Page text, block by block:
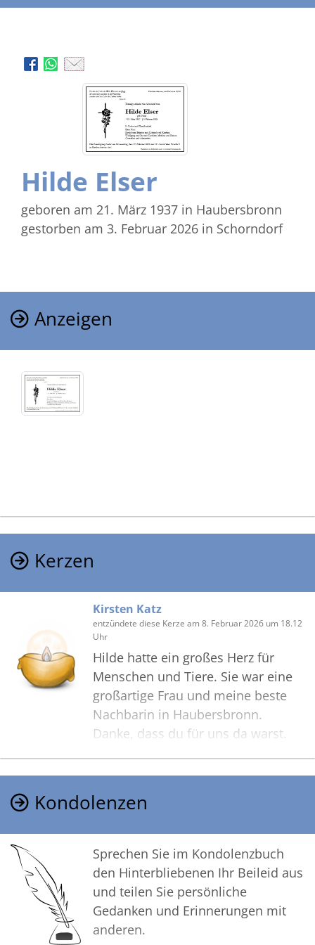
Hilde Elser
geboren am 21. März 1937 in Haubersbronn
gestorben am 3. Februar 2026 in Schorndorf
Anzeigen
Kerzen
Kirsten Katz
entzündete diese Kerze am 8. Februar 2026 um 18.12
Uhr
Hilde hatte ein großes Herz für
Menschen und Tiere. Sie war eine
großartige Frau und meine beste
Nachbarin in Haubersbronn.
Danke, dass du für uns da warst.
Kondolenzen
Sprechen Sie im Kondolenzbuch
den Hinterbliebenen Ihr Beileid aus
und teilen Sie persönliche
Gedanken und Erinnerungen mit
anderen.